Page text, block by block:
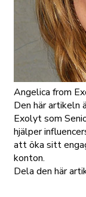
Angelica from
Den här artikeln
Exolyt som
hjälper
att öka sitt
konton.
Dela den här